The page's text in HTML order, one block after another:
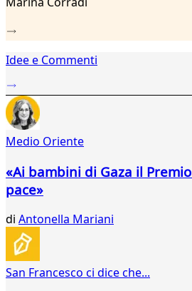
Idee e Commenti
Medio Oriente
«Ai bambini di Gaza il
pace»
di Antonella Mariani
San Francesco ci dice che...